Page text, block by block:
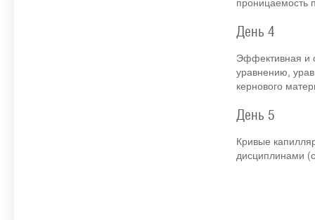
День 4
Эффективная и
уравнению,
кернового
День 5
Кривые
дисциплинами